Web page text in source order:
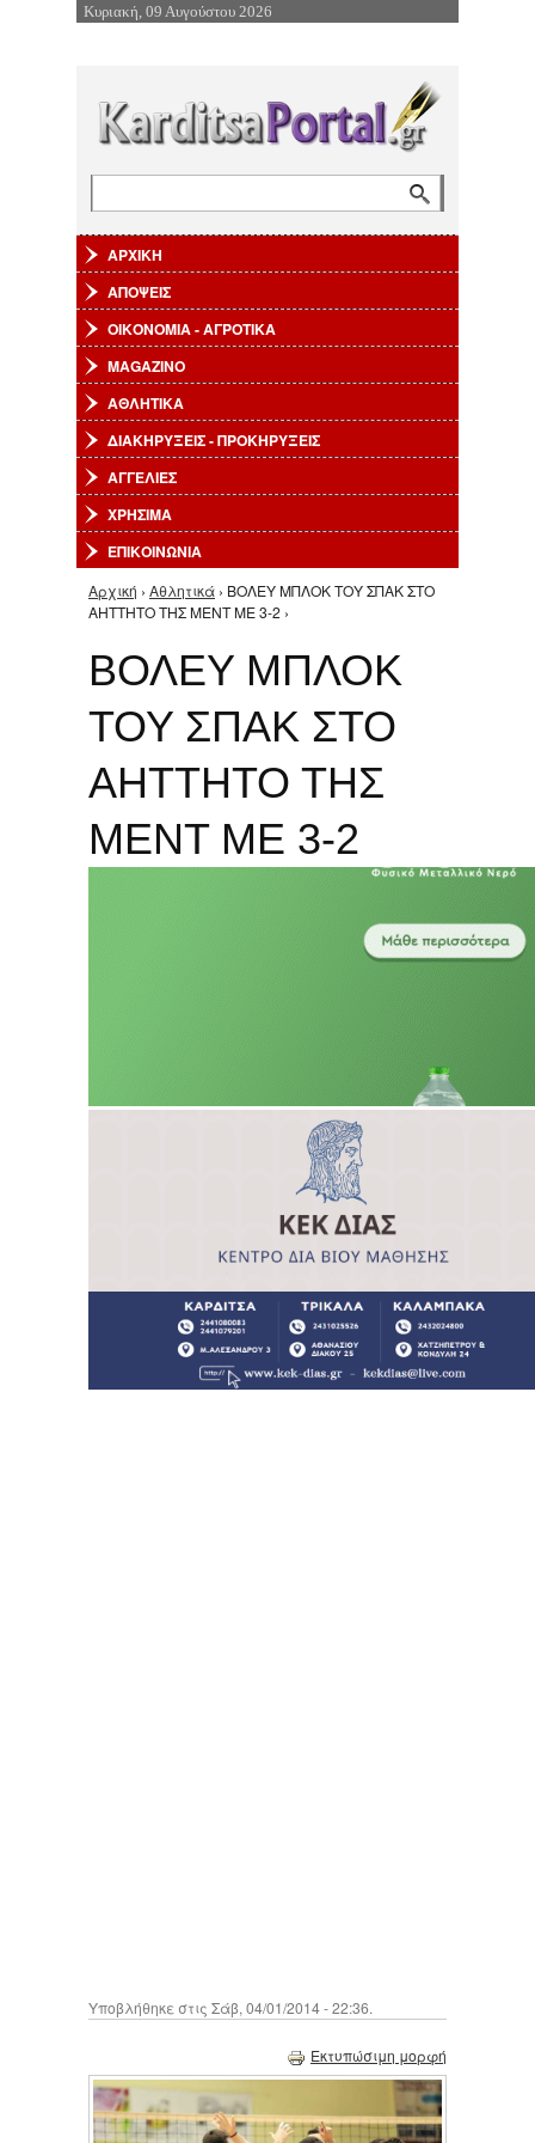
Επιστροφή στην Πλοήγηση
Κυριακή, 09 Αυγούστου 2026
ΑΡΧΙΚΗ
ΑΠΟΨΕΙΣ
ΟΙΚΟΝΟΜΙΑ - ΑΓΡΟΤΙΚΑ
MAGAZINO
ΑΘΛΗΤΙΚΑ
ΔΙΑΚΗΡΥΞΕΙΣ - ΠΡΟΚΗΡΥΞΕΙΣ
ΑΓΓΕΛΙΕΣ
ΧΡΗΣΙΜΑ
ΕΠΙΚΟΙΝΩΝΙΑ
Είστε εδώ
Αρχική › Αθλητικά › ΒΟΛΕΥ ΜΠΛΟΚ ΤΟΥ ΣΠΑΚ ΣΤΟ
ΑΗΤΤΗΤΟ ΤΗΣ ΜΕΝΤ ΜΕ 3-2 ›
ΒΟΛΕΥ ΜΠΛΟΚ
ΤΟΥ ΣΠΑΚ ΣΤΟ
ΑΗΤΤΗΤΟ ΤΗΣ
ΜΕΝΤ ΜΕ 3-2
Υποβλήθηκε στις Σάβ, 04/01/2014 - 22:36.
Εκτυπώσιμη μορφή